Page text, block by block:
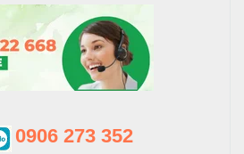
0906 273 352